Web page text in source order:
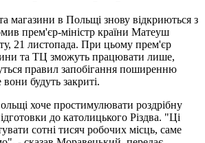
магазини в Польщі знову відкриються з
прем'єр-міністр країни Матеуш
21 листопада. При цьому прем'єр
та ТЦ зможуть працювати лише,
правил запобігання поширенню
будуть закриті.
хоче простимулювати роздрібну
до католицького Різдва. "Ці
сотні тисяч робочих місць, саме